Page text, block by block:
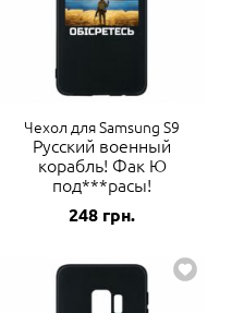
Чехол для Samsung S9
Русский военный
корабль! Фак Ю
под***расы!
248 грн.